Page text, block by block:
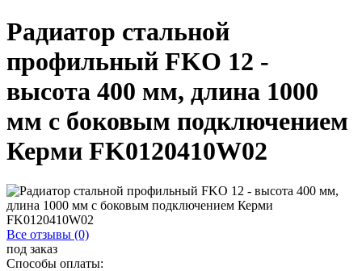
Радиатор стальной
профильный FKO 12 -
высота 400 мм, длина 1000
мм с боковым подключением
Керми FK0120410W02
Все отзывы (0)
под заказ
Способы оплаты: